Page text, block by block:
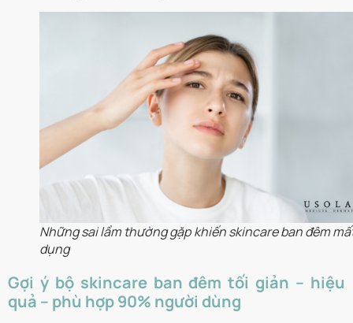
Những sai lầm thường gặp khiến skincare ban đêm
dụng
Gợi ý bộ skincare ban đêm tối giản – hiệu
quả – phù hợp 90% người dùng